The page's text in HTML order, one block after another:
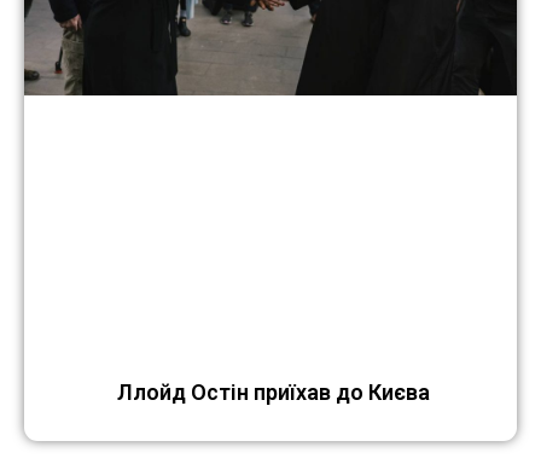
Ллойд Остін приїхав до Києва